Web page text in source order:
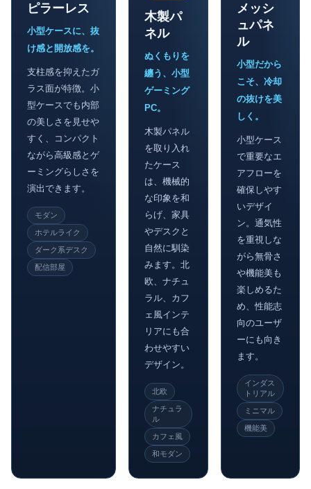
ピラーレス
小型ケースに、抜
け感と開放感を。
支柱感を抑えたガ
ラス面が特徴。小
型ケースでも内部
の美しさを見せや
すく、コンパクト
ながら高級感とゲ
ーミングらしさを
演出できます。
モダン
ホテルライク
ダーク系デスク
配信部屋
木製パ
ネル
ぬくもりを
纏う、小型
ゲーミング
PC。
木製パネル
を取り入れ
たケース
は、機械的
な印象を和
らげ、家具
やデスクと
自然に馴染
みます。北
欧、ナチュ
ラル、カフ
ェ風インテ
リアにも合
わせやすい
デザイン。
北欧
ナチュラ
ル
カフェ風
和モダン
メッシ
ュパネ
ル
小型だから
こそ、冷却
の抜けを美
しく。
小型ケース
で重要なエ
アフローを
確保しやす
いデザイ
ン。通気性
を重視しな
がら無骨さ
や機能美も
楽しめるた
め、性能志
向のユーザ
ーにも向き
ます。
インダス
トリアル
ミニマル
機能美